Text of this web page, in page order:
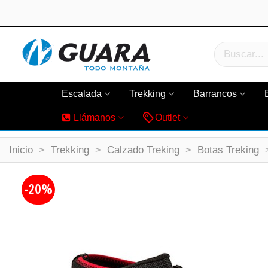
Escalada Trekking Barrancos
Llámanos Outlet
Inicio > Trekking > Calzado Treking > Botas Treking
-20%